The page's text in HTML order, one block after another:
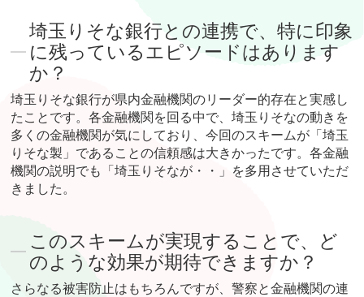
埼玉りそな銀行との連携で、特に印象
に残っているエピソードはあります
か？
埼玉りそな銀行が県内金融機関のリーダー的存在と実感し
たことです。各金融機関を回る中で、埼玉りそなの動きを
多くの金融機関が気にしており、今回のスキームが「埼玉
りそな製」であることの信頼感は大きかったです。各金融
機関の説明でも「埼玉りそなが・・」を多用させていただ
きました。
このスキームが実現することで、ど
のような効果が期待できますか？
さらなる被害防止はもちろんですが、警察と金融機関の連